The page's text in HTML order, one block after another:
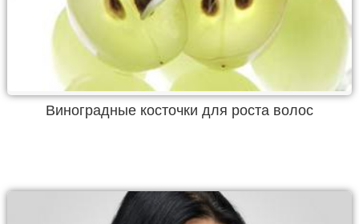
Виноградные косточки для роста волос